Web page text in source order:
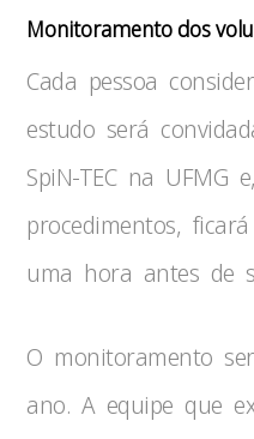
Monitoramento dos
Cada pessoa
estudo será
SpiN-TEC na UFMG
procedimentos,
uma hora antes de
O monitoramento
ano. A equipe que